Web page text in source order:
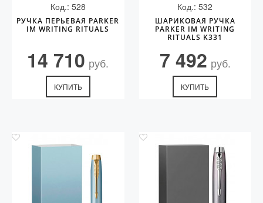
Код.: 528
РУЧКА ПЕРЬЕВАЯ PARKER
IM WRITING RITUALS
14 710 руб.
КУПИТЬ
Код.: 532
ШАРИКОВАЯ РУЧКА
PARKER IM WRITING
RITUALS K331
7 492 руб.
КУПИТЬ